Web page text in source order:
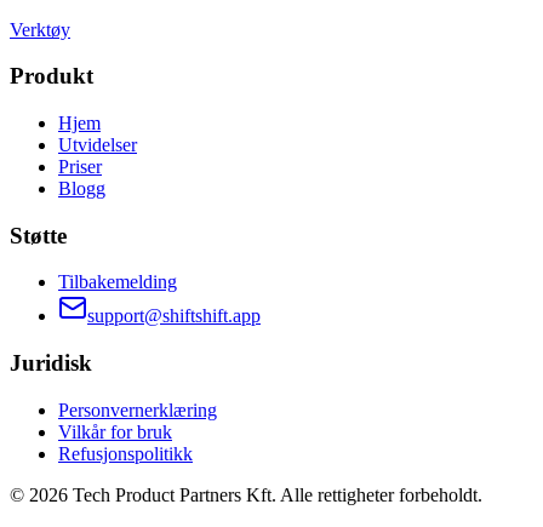
Verktøy
Produkt
Hjem
Utvidelser
Priser
Blogg
Støtte
Tilbakemelding
support@shiftshift.app
Juridisk
Personvernerklæring
Vilkår for bruk
Refusjonspolitikk
© 2026 Tech Product Partners Kft. Alle rettigheter forbeholdt.